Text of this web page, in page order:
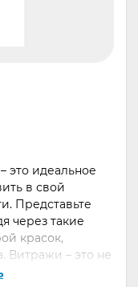
это идеальное
в свой
Представьте
через такие
красок,
Витражи – это не
сочетает в